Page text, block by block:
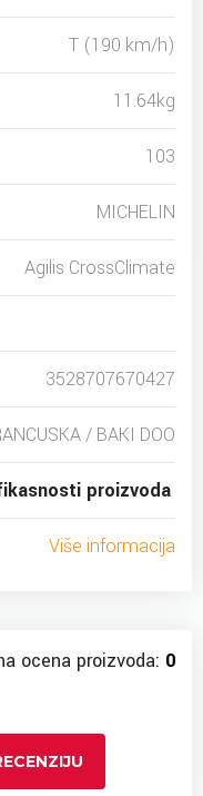
T (190 km/h)
11.64kg
103
MICHELIN
Agilis CrossClimate
3528707670427
/ BAKI DOO
proizvoda
Više informacija
ocena proizvoda: 0